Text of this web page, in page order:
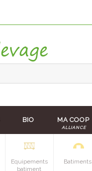
BIO MA COOP
ALLIANCE
Equipements
batiment
Batiments